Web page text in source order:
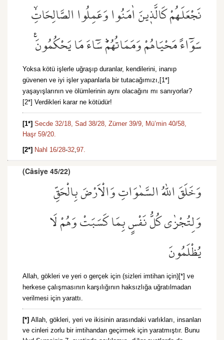
نَجْعَلَهُمْ كَالَّذ۪ينَ اٰمَنُوا وَعَمِلُوا الصَّالِحَاتِۙ
سَوَٓاءً مَحْيَاهُمْ وَمَمَاتُهُمْۜ سَٓاءَ مَا يَحْكُمُونَ۟
Yoksa kötü işlerle uğraşıp duranlar, kendilerini, inanıp
güvenen ve iyi işler yapanlarla bir tutacağımızı,[1*]
yaşayışlarının ve ölümlerinin aynı olacağını mı sanıyorlar?
[2*] Verdikleri karar ne kötüdür!
[1*] Secde 32/18, Sad 38/28, Zümer 39/9, Mü’min 40/58,
Haşr 59/20.
[2*] Nahl 16/28-32,97.
(Câsiye 45/22)
وَخَلَقَ اللّٰهُ السَّمٰوَاتِ وَالْاَرْضَ بِالْحَقِّ
وَلِتُجْزٰى كُلُّ نَفْسٍ بِمَا كَسَبَتْ وَهُمْ لَا
يُظْلَمُونَ
Allah, gökleri ve yeri o gerçek için (sizleri imtihan için)[*] ve
herkese çalışmasının karşılığının haksızlığa uğratılmadan
verilmesi için yarattı.
[*] Allah, gökleri, yeri ve ikisinin arasındaki varlıkları, insanları
ve cinleri zorlu bir imtihandan geçirmek için yaratmıştır. Bunu